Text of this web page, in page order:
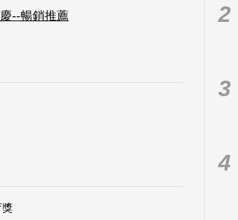
--暢銷推薦 2
3
4